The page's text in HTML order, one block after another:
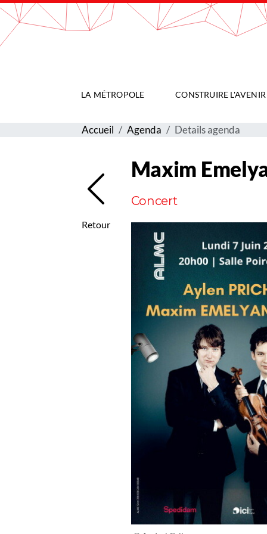
Gestion de vos préférences sur les cookies
LA MÉTROPOLE CONSTRUIRE L'AVENIR
Accueil Agenda Details agenda
Retour
Maxim
Concert